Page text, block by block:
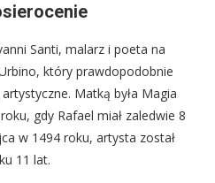
Santi, malarz i poeta na
który prawdopodobnie
Matką była Magia
gdy Rafael miał zaledwie 8
w 1494 roku, artysta został
11 lat.